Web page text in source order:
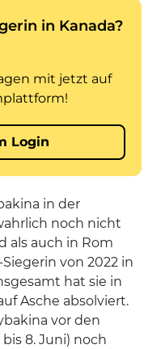
in der
noch nicht
als auch in Rom
von 2022 in
hat sie in
Asche absolviert.
vor den
bis 8. Juni) noch